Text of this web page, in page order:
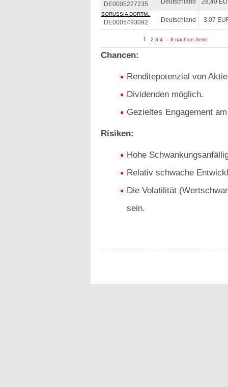
DE0005227235 Deutschland 28,40
BORUSSIA DORTM..
DE0005493092 Deutschland 3,07
1 2 3 4... 8 nächste Seite
Chancen:
Renditepotenzial von
Dividenden möglich.
Gezieltes Engagement
Risiken:
Hohe
Relativ schwache
Die Volatilität
sein.